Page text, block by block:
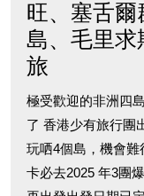
旺、塞舌爾
島、毛里求
旅
極受歡迎的非洲四
了 香港少有旅行團
玩哂4個島，機會難
卡必去2025 年3團